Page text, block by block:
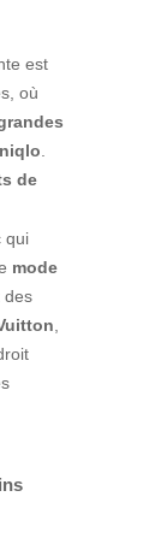
est
où
de
qui
mode
des